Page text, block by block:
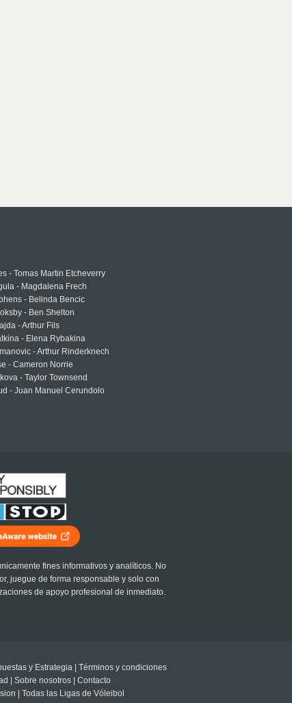
- Tomas Martin Etcheverry
- Magdalena Frech
- Belinda Bencic
- Ben Shelton
- Arthur Fils
- Elena Rybakina
- Arthur Rinderknech
- Cameron Norrie
- Taylor Townsend
- Juan Manuel Cerundolo
fines informativos y analíticos. No
juegue de forma responsable y solo con
de apoyo profesional de inmediato.
y Estrategia
Términos y condiciones
Sobre nosotros
Contacto
Todas las Ligas de Vóleibol